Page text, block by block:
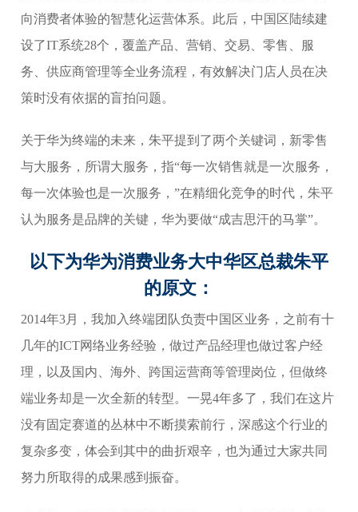
向消费者体验的智慧化运营体系。此后，中国区陆续建
设了IT系统28个，覆盖产品、营销、交易、零售、服
务、供应商管理等全业务流程，有效解决门店人员在决
策时没有依据的盲拍问题。
关于华为终端的未来，朱平提到了两个关键词，新零售
与大服务，所谓大服务，指“每一次销售就是一次服务，
每一次体验也是一次服务，”在精细化竞争的时代，朱平
认为服务是品牌的关键，华为要做“成吉思汗的马掌”。
以下为华为消费业务大中华区总裁朱平
的原文：
2014年3月，我加入终端团队负责中国区业务，之前有十
几年的ICT网络业务经验，做过产品经理也做过客户经
理，以及国内、海外、跨国运营商等管理岗位，但做终
端业务却是一次全新的转型。一晃4年多了，我们在这片
没有固定赛道的丛林中不断摸索前行，深感这个行业的
复杂多变，体会到其中的曲折艰辛，也为通过大家共同
努力所取得的成果感到振奋。